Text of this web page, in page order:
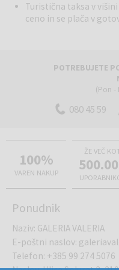
naša zgodba!
Turistična taksa v
ceno in se plača v
POTREBUJETE
(Pon -
080 45 59
100%
VAREN NAKUP
ŽE VEČ
Ponudnik
Naziv: GALERIA VALERIA
E-poštni naslov:
Telefon: +385 99 274 5076